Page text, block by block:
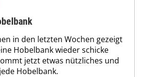
in den letzten Wochen gezeigt
Hobelbank wieder schicke
jetzt etwas nützliches und
Hobelbank.